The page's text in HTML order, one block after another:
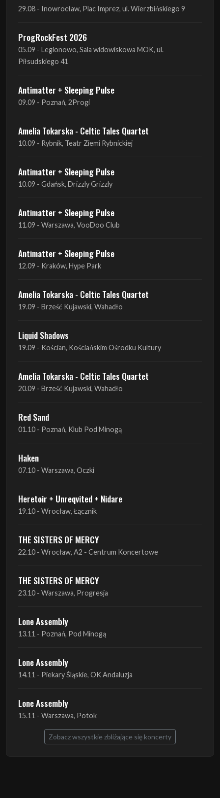
29.08 - Inowrocław, Plac Imprez, ul. Wierzbińskiego 9
ProgRockFest 2026
05.09 - Legionowo, Sala widowiskowa MOK, ul.
Piłsudskiego 41
Antimatter + Sleeping Pulse
09.09 - Poznań, 2Progi
Amelia Tokarska - Celtic Tales Quartet
10.09 - Rybnik, Teatr Ziemi Rybnickiej
Antimatter + Sleeping Pulse
10.09 - Gdańsk, Drizzly Grizzly
Antimatter + Sleeping Pulse
11.09 - Warszawa, VooDoo Club
Antimatter + Sleeping Pulse
12.09 - Kraków, Hype Park
Amelia Tokarska - Celtic Tales Quartet
19.09 - Brześć Kujawski, Wahadło
Liquid Shadows
19.09 - Kościan, Kościańskim Ośrodku Kultury
Amelia Tokarska - Celtic Tales Quartet
20.09 - Brześć Kujawski, Wahadło
Red Sand
01.10 - Poznań, Klub Pod Minogą
Haken
07.10 - Warszawa, Oczki
Heretoir + Unreqvited + Nidare
19.10 - Wrocław, Łącznik
THE SISTERS OF MERCY
22.10 - Wrocław, A2 - Centrum Koncertowe
THE SISTERS OF MERCY
23.10 - Warszawa, Progresja
Lone Assembly
13.11 - Poznań, Pod Minogą
Lone Assembly
14.11 - Piekary Śląskie, OK Andaluzja
Lone Assembly
15.11 - Warszawa, Potok
Zobacz wszystkie zbliżające się koncerty